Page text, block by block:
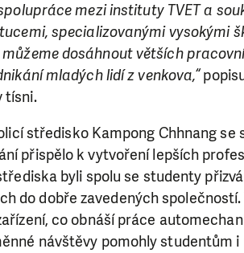
mezi instituty TVET a
specializovanými vysokými
dosáhnout větších
mladých lidí z venkova,“
tísni.
středisko Kampong Chhnang
přispělo k vytvoření lepších
byli spolu se studenty
do dobře zavedených
co obnáší práce
návštěvy pomohly studentům
VÁM, CO DĚLÁME?
smysluplně, neobejdeme
nám umožní pomoci vždy tam, kde
DAROVAT DAROVAT